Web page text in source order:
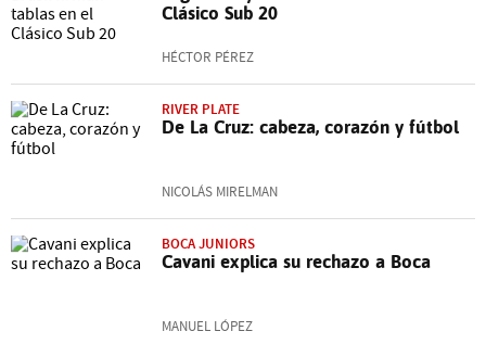
Clásico Sub 20
HÉCTOR PÉREZ
RIVER PLATE
De La Cruz: cabeza, corazón y fútbol
NICOLÁS MIRELMAN
BOCA JUNIORS
Cavani explica su rechazo a Boca
MANUEL LÓPEZ